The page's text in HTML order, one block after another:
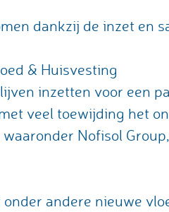
dankzij de inzet en
& Huisvesting
inzetten voor een
veel toewijding het
Nofisol
andere nieuwe